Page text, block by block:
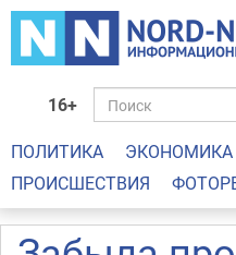
16+
ПОЛИТИКА ЭКОНОМИКА
ПРОИСШЕСТВИЯ